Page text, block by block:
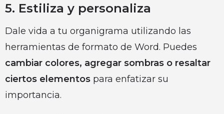
5. Estiliza y personaliza
Dale vida a tu organigrama utilizando las
herramientas de formato de Word. Puedes
cambiar colores, agregar sombras o resaltar
ciertos elementos para enfatizar su
importancia.